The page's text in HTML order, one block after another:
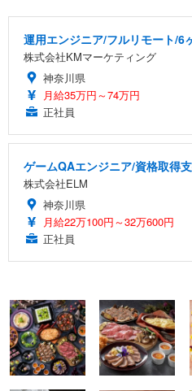
運用エンジニア/フルリモート/6
株式会社KMマーケティング
神奈川県
月給35万円～74万円
正社員
ゲームQAエンジニア/資格取得
株式会社ELM
神奈川県
月給22万100円～32万600円
正社員